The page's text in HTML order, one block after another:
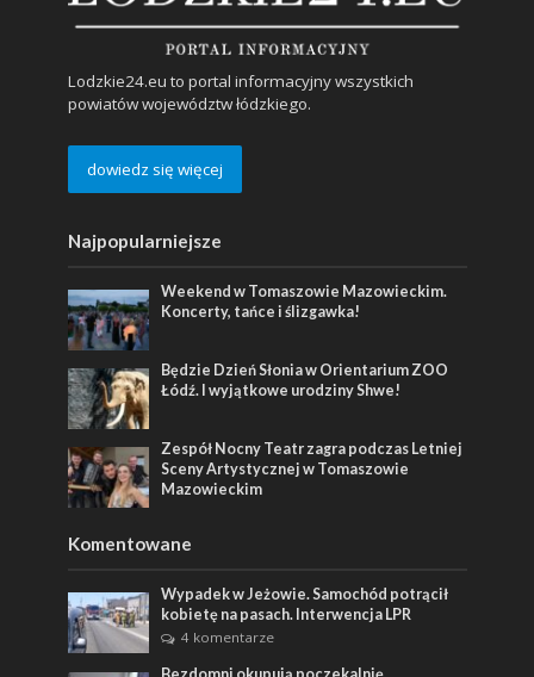
Lodzkie24.eu to portal informacyjny wszystkich
powiatów województw łódzkiego.
dowiedz się więcej
Najpopularniejsze
Weekend w Tomaszowie Mazowieckim.
Koncerty, tańce i ślizgawka!
Będzie Dzień Słonia w Orientarium ZOO
Łódź. I wyjątkowe urodziny Shwe!
Zespół Nocny Teatr zagra podczas Letniej
Sceny Artystycznej w Tomaszowie
Mazowieckim
Komentowane
Wypadek w Jeżowie. Samochód potrącił
kobietę na pasach. Interwencja LPR
4 komentarze